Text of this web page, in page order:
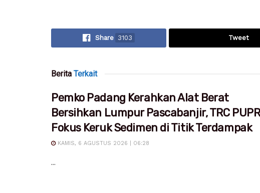
Share 3103 Tweet
Berita Terkait
Pemko Padang Kerahkan Alat Berat
Bersihkan Lumpur Pascabanjir, TRC PUPR
Fokus Keruk Sedimen di Titik Terdampak
KAMIS, 6 AGUSTUS 2026 | 06:28
...